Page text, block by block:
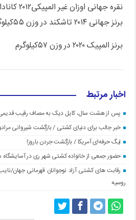
نقره جهانی اوزان غیر المپیکی۲۰۱۲ کانادا در وزن ۵۵کیلوگرم
برنز جهانی ۲۰۱۴ تاشکند در وزن ۵۵کیلوگرم
برنز المپیک ۲۰۲۰ در وزن ۵۷کیلوگرم
اخبار مرتبط
پس از هشت سال، کایل دیک به مصاف رقیب
خبر جالب برای دنیای کشتی / بازگشت شیروانی
لیگ حرفه‌ای آمریکا / بازگشت جردن باروز!
حضور جمعی از خانواده کشتی شهر ری در آسایشگاه
رقابت های کشتی آزاد نوجوانان قهرمانی جهان/
روسیه